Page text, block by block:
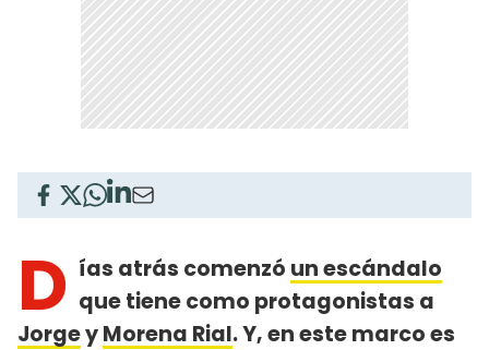
D ías atrás comenzó un escándalo
que tiene como protagonistas a
JorgeyMorena Rial. Y, en este marco es